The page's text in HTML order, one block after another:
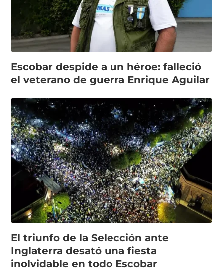
Escobar despide a un héroe: falleció
el veterano de guerra Enrique Aguilar
El triunfo de la Selección ante
Inglaterra desató una fiesta
inolvidable en todo Escobar